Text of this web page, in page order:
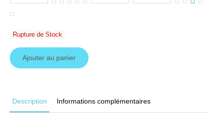
Rupture de Stock
Ajouter au panier
Description Informations complémentaires